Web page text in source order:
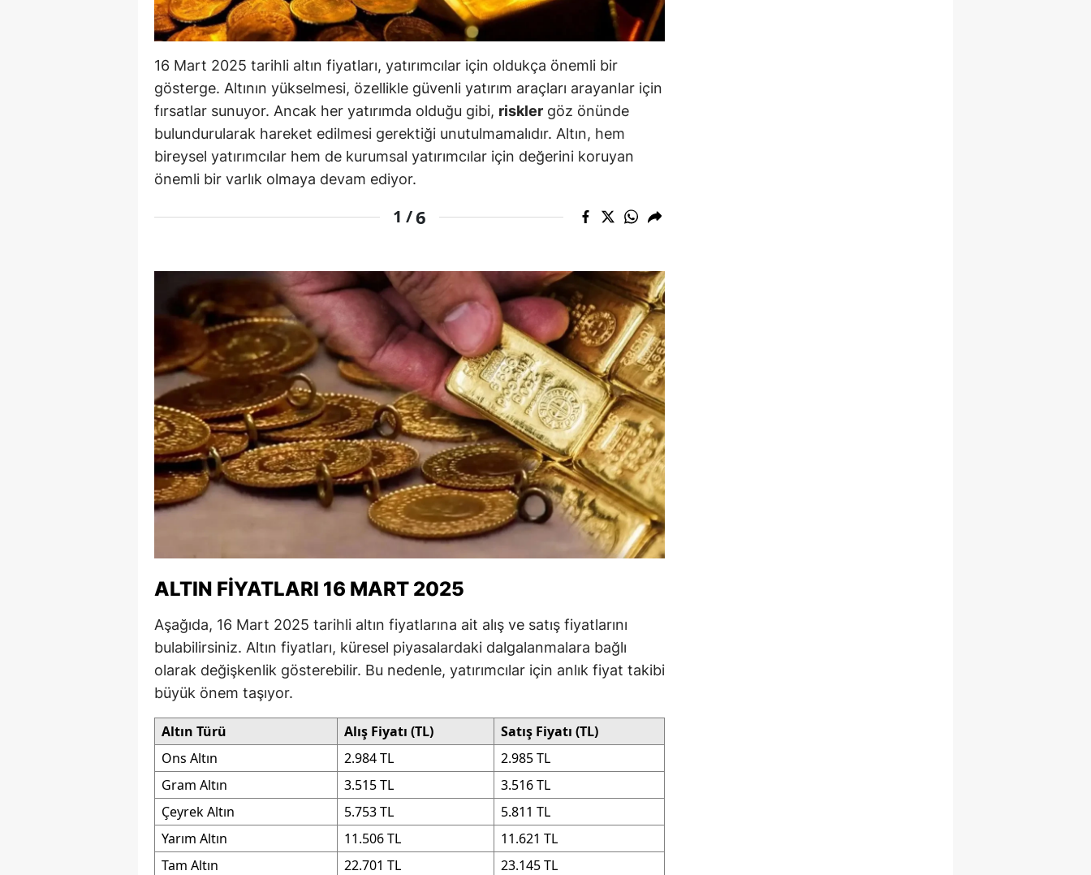
Bursa
Çankırı
Çorum
Denizli
Diyarbakır
Edirne
Erzincan
Erzurum
Eskişehir
Gaziantep
Giresun
Gümüşhane
Hakkari
Hatay
Mersin
İstanbul
İzmir
Kastamonu
Kayseri
Kırklareli
Kırşehir
Kocaeli
16 Mart 2025 tarihli altın fiyatları, yatırımcılar için oldukça önemli bir
gösterge. Altının yükselmesi, özellikle güvenli yatırım araçları arayanlar için
fırsatlar sunuyor. Ancak her yatırımda olduğu gibi, riskler göz önünde
bulundurularak hareket edilmesi gerektiği unutulmamalıdır. Altın, hem
bireysel yatırımcılar hem de kurumsal yatırımcılar için değerini koruyan
önemli bir varlık olmaya devam ediyor.
1 /6
ALTIN FIYATLARI 16 MART 2025
Aşağıda, 16 Mart 2025 tarihli altın fiyatlarına ait alış ve satış fiyatlarını
bulabilirsiniz. Altın fiyatları, küresel piyasalardaki dalgalanmalara bağlı
olarak değişkenlik gösterebilir. Bu nedenle, yatırımcılar için anlık fiyat takibi
büyük önem taşıyor.
Altın Türü Alış Fiyatı (TL)
Satış Fiyatı (TL)
Ons Altın
2.984 TL
2.985 TL
Gram Altın
3.515 TL
3.516 TL
Çeyrek Altın
5.753 TL
5.811 TL
Yarım Altın
11.506 TL
11.621 TL
Tam Altın
22.701 TL
23.145 TL